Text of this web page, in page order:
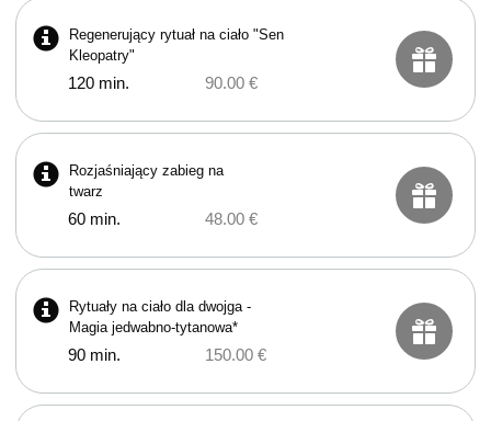
Regenerujący rytuał na ciało "Sen
Kleopatry"
120 min. 90.00 €
Rozjaśniający zabieg na
twarz
60 min. 48.00 €
Rytuały na ciało dla dwojga -
Magia jedwabno-tytanowa*
90 min. 150.00 €